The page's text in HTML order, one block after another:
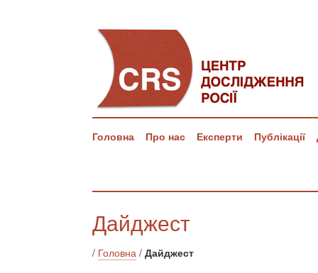
Головна Про нас Експерти Публікації
Дайджест
/ Головна / Дайджест